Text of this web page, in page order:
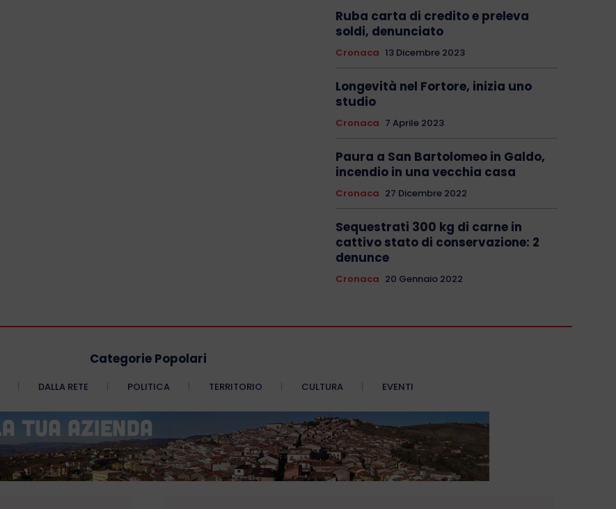
Ruba carta di credito e preleva
soldi, denunciato
Cronaca 13 Dicembre 2023
Longevità nel Fortore, inizia uno
studio
Cronaca 7 Aprile 2023
Paura a San Bartolomeo in Galdo,
incendio in una vecchia casa
Cronaca 27 Dicembre 2022
Sequestrati 300 kg di carne in
cattivo stato di conservazione: 2
denunce
Cronaca 20 Gennaio 2022
Categorie Popolari
DALLA RETE POLITICA TERRITORIO CULTURA EVENTI